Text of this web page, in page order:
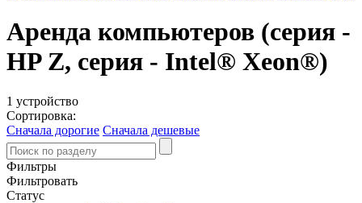
Аренда компьютеров (серия -
HP Z, серия - Intel® Xeon®)
1 устройство
Сортировка:
Сначала дорогие Сначала дешевые
Фильтры
Фильтровать
Статус